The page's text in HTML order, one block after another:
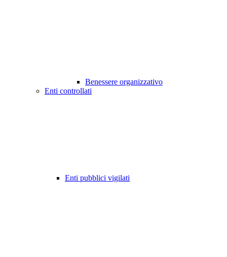
Benessere organizzativo
Enti controllati
Enti pubblici vigilati